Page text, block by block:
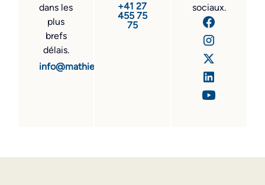
dans les
plus
brefs
délais.
info@mathier.com
+41 27
455 75
75
sociaux.